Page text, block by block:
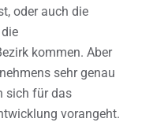
oder auch die
kommen. Aber
sehr genau
sich für das
vorangeht.